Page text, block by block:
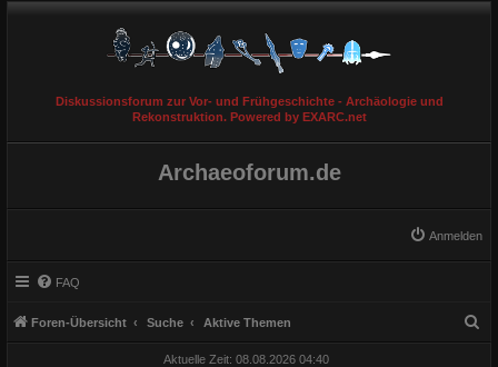
Diskussionsforum zur Vor- und Frühgeschichte - Archäologie und
Rekonstruktion. Powered by EXARC.net
Archaeoforum.de
Anmelden
FAQ
Foren-Übersicht Suche Aktive Themen
Aktuelle Zeit: 08.08.2026 04:40